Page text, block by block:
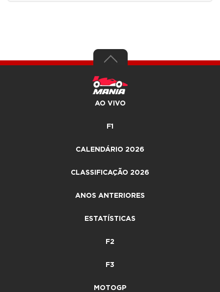
AO VIVO
F1
CALENDÁRIO 2026
CLASSIFICAÇÃO 2026
ANOS ANTERIORES
ESTATÍSTICAS
F2
F3
MOTOGP